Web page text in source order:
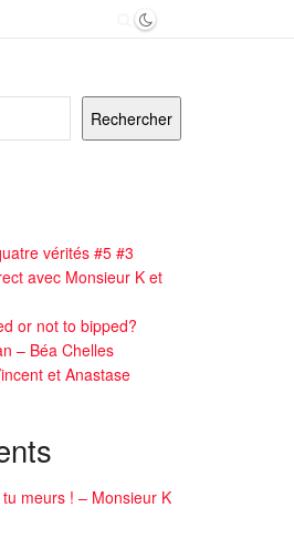
Rechercher
vérités #5 #3
avec Monsieur K et
or not to bipped?
– Béa Chelles
et Anastase
meurs ! – Monsieur K